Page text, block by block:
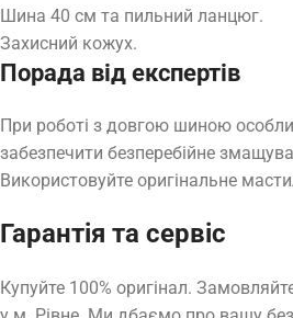
Шина 40 см та пильний ланцюг.
Захисний кожух.
Порада від експертів
При роботі з довгою шиною
забезпечити безперебійне
Використовуйте оригінальне
Гарантія та сервіс
Купуйте 100% оригінал.